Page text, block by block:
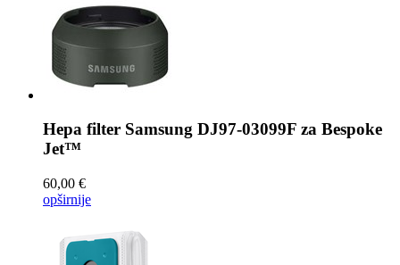
Hepa filter Samsung DJ97-03099F za Bespoke
Jet™
60,00 €
opširnije